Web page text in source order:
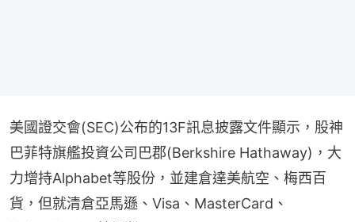
美國證交會(SEC)公布的13F訊息披露文件顯示，股神
巴菲特旗艦投資公司巴郡(Berkshire Hathaway)，大
力增持Alphabet等股份，並建倉達美航空、梅西百
貨，但就清倉亞馬遜、Visa、MasterCard、